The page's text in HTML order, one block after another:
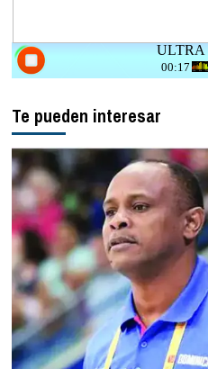
Te pueden interesar